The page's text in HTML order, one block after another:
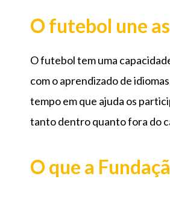
O futebol une
O futebol tem uma
com o aprendizado de
tempo em que ajuda os
tanto dentro quanto fora do
O que a